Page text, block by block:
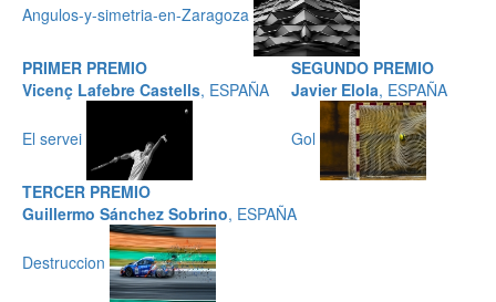
Angulos-y-simetria-en-Zaragoza
PRIMER PREMIO
Vicenç Lafebre Castells, ESPAÑA
El servei
SEGUNDO PREMIO
Javier Elola, ESPAÑA
Gol
TERCER PREMIO
Guillermo Sánchez Sobrino, ESPAÑA
Destruccion